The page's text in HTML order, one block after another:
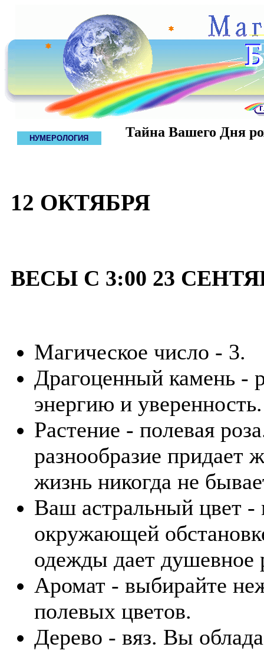
НУМЕРОЛОГИЯ Тайна Вашего Дня
12 ОКТЯБРЯ
ВЕСЫ С 3:00 23
Магическое число - 3.
Драгоценный камень -
энергию и уверенность.
Растение - полевая
разнообразие придает
жизнь никогда не
Ваш астральный цвет
окружающей
одежды дает душевное
Аромат - выбирайте
полевых цветов.
Дерево - вяз. Вы